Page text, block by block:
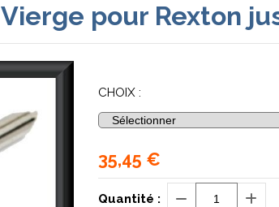
pour Rexton
CHOIX :
35,45 €
Quantité :